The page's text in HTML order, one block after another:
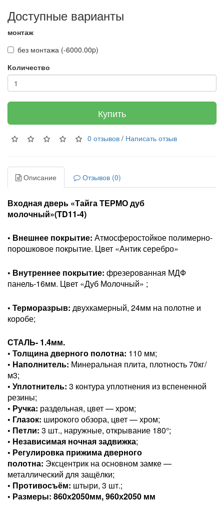
Доступные варианты
монтаж
без монтажа (-6000.00p)
Количество
Купить
0 отзывов / Написать отзыв
Описание Отзывов (0)
Входная дверь «Тайга ТЕРМО дуб
молочный»(TD11-4)
• Внешнее покрытие: Атмосферостойкое полимерно-
порошковое покрытие. Цвет «Антик серебро»
• Внутреннее покрытие: фрезерованная МДФ
панель-16мм. Цвет «Дуб Молочный» ;
• Терморазрыв: двухкамерный, 24мм на полотне и
коробе;
СТАЛЬ- 1.4мм.
• Толщина дверного полотна: 110 мм;
• Наполнитель: Минеральная плита, плотность 70кг/
м3;
• Уплотнитель: 3 контура уплотнения из вспененной
резины;
• Ручка: раздельная, цвет — хром;
• Глазок: широкого обзора, цвет — хром;
• Петли: 3 шт., наружные, открывание 180°;
• Независимая ночная задвижка;
• Регулировка прижима дверного
полотна: Эксцентрик на основном замке —
металлический для защёлки;
• Противосъём: штыри, 3 шт.;
• Размеры: 860х2050мм, 960х2050 мм